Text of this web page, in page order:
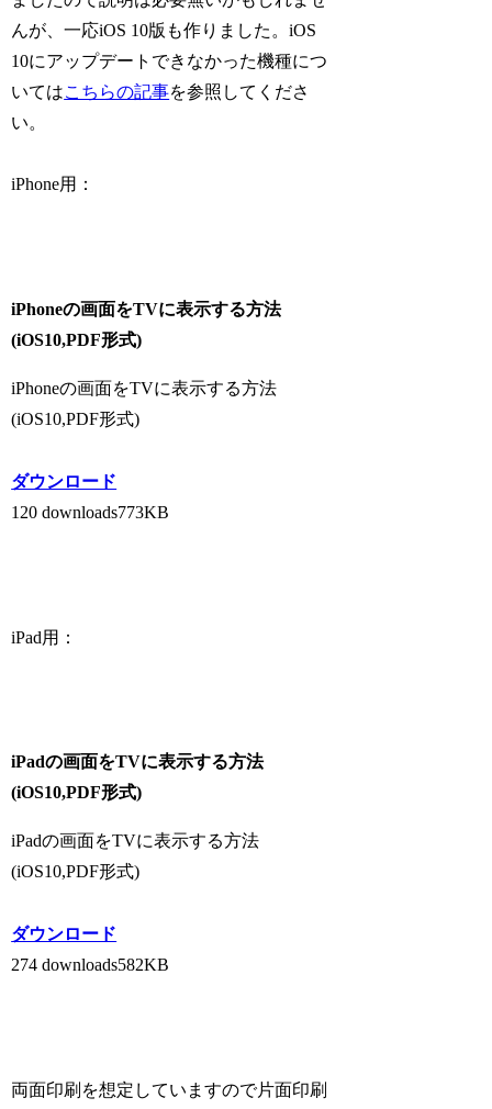
んが、一応iOS 10版も作りました。iOS
10にアップデートできなかった機種につ
いてはこちらの記事を参照してくださ
い。
iPhone用：
iPhoneの画面をTVに表示する方法
(iOS10,PDF形式)
iPhoneの画面をTVに表示する方法
(iOS10,PDF形式)
ダウンロード
120 downloads773KB
iPad用：
iPadの画面をTVに表示する方法
(iOS10,PDF形式)
iPadの画面をTVに表示する方法
(iOS10,PDF形式)
ダウンロード
274 downloads582KB
両面印刷を想定していますので片面印刷